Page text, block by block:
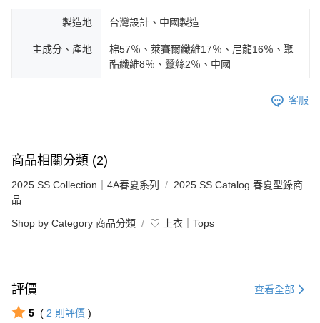
製造地 台灣設計、中國製造
主成分、產地
棉57％、萊賽爾纖維17％、尼龍16％、聚
酯纖維8％、蠶絲2％、中國
客服
商品相關分類 (2)
2025 SS Collection｜4A春夏系列
2025 SS Catalog 春夏型錄商
品
Shop by Category 商品分類 ♡ 上衣｜Tops
評價 查看全部
5 ( 2 則評價 )